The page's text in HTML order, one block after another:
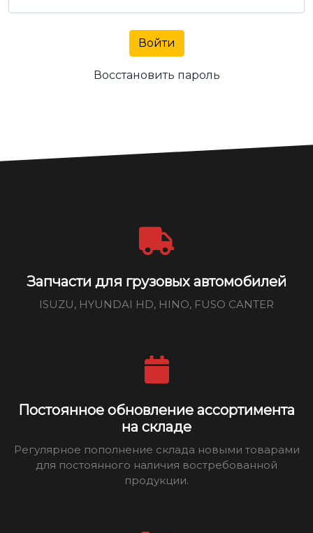
Войти
Восстановить пароль
Запчасти для грузовых автомобилей
ISUZU, HYUNDAI HD, HINO, FUSO CANTER
Постоянное обновление ассортимента
на складе
Регулярное пополнение склада новыми товарами
для постоянного наличия востребованной
продукции.